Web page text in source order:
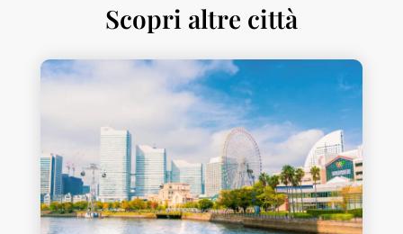
Scopri altre città